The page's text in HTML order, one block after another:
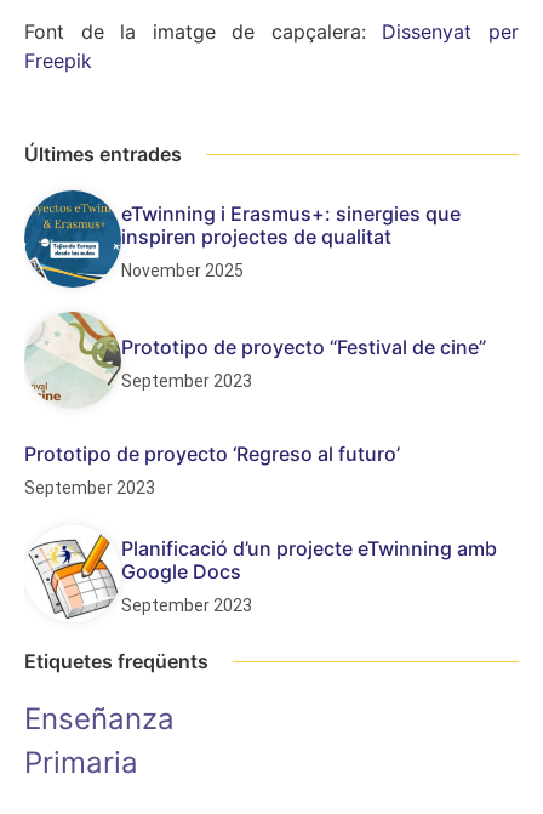
Font de la imatge de capçalera: Dissenyat per
Freepik
Últimes entrades
eTwinning i Erasmus+: sinergies que
inspiren projectes de qualitat
November 2025
Prototipo de proyecto “Festival de cine”
September 2023
Prototipo de proyecto ‘Regreso al futuro’
September 2023
Planificació d’un projecte eTwinning amb
Google Docs
September 2023
Etiquetes freqüents
Enseñanza
Primaria